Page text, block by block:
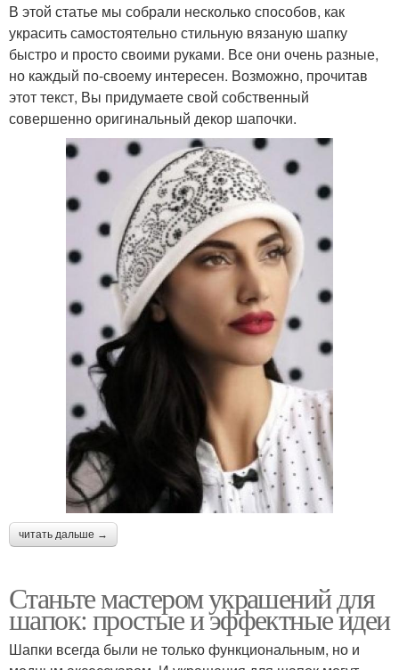
В этой статье мы собрали несколько способов, как
украсить самостоятельно стильную вязаную шапку
быстро и просто своими руками. Все они очень разные,
но каждый по-своему интересен. Возможно, прочитав
этот текст, Вы придумаете свой собственный
совершенно оригинальный декор шапочки.
читать дальше →
Станьте мастером украшений для
шапок: простые и эффектные идеи
Шапки всегда были не только функциональным, но и